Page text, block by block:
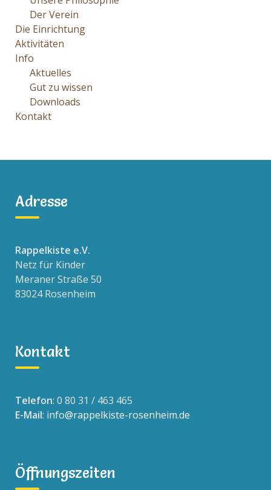
Der Verein
Die Einrichtung
Aktivitäten
Info
Aktuelles
Gut zu wissen
Downloads
Kontakt
Adresse
Rappelkiste e.V.
Netz für Kinder
Meraner Straße 50
83024 Rosenheim
Kontakt
Telefon: 0 80 31 / 463 465
E-Mail: info@rappelkiste-rosenheim.de
Öffnungszeiten